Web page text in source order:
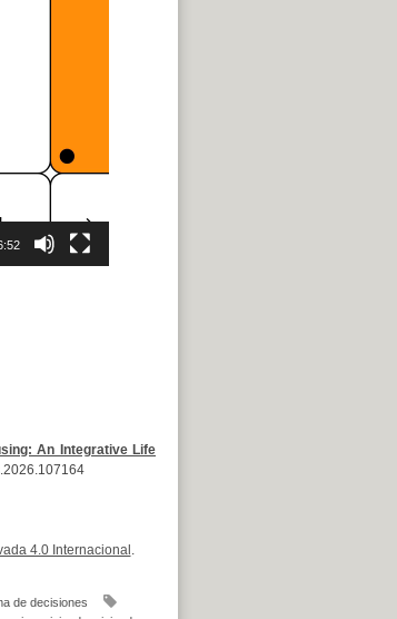
An Integrative Life
4.0 Internacional
de decisiones